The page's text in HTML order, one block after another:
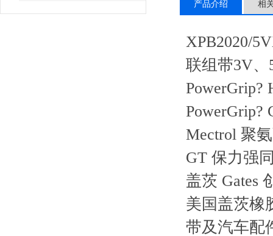
产品介绍 相
XPB2020/
联组带3V、
PowerGrip?
PowerGrip?
Mectrol 聚
GT 保力强
盖茨 Gates
美国盖茨橡
带及汽车配